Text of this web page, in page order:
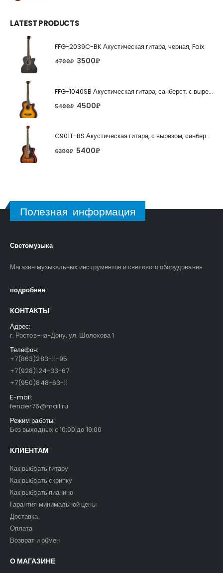
LATEST PRODUCTS
FFG-2039C-BK Акустическая гитара, черная, Foix
4700₽ 3500₽
FFG-1040SB Акустическая гитара, санберст, с вырезом, Foix
5400₽ 4500₽
C901T-BS Акустическая гитара, с вырезом, санберст, Caraya
6300₽ 5400₽
Полезная информация
Светомузыка
Магазин музыкальных инструментов и светового оборудования
подробнее
КОНТАКТЫ
Адрес:
г. Ростов-на-Дону, ул. Шолохова 1
Телефон:
+7(863)283-11-95
+7(928)124-33-67
+7(950)848-63-11
E-mail:
fender76@mail.ru
Режим работы:
Без выходных с 10:00 до 19:00
КЛИЕНТАМ
Как выбрать гитару
Как выбрать скрипку
Как выбрать пианино
Гарантия минимальной цены
Доставка
Оплата
Возврат и обмен
О МАГАЗИНЕ